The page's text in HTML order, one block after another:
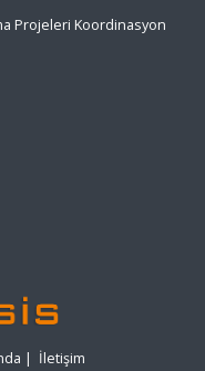
Projeleri Koordinasyon
| İletişim